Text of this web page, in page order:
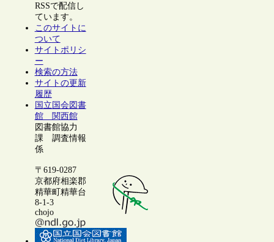
RSSで配信し
ています。
このサイトに
ついて
サイトポリシ
ー
検索の方法
サイトの更新
履歴
国立国会図書
館 関西館
図書館協力
課 調査情報
係
〒619-0287
京都府相楽郡
精華町精華台
8-1-3
chojo